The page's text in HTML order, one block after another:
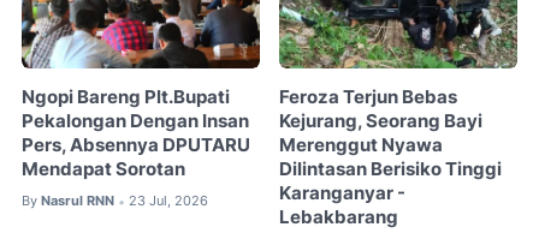
Ngopi Bareng Plt.Bupati
Pekalongan Dengan Insan
Pers, Absennya DPUTARU
Mendapat Sorotan
By Nasrul RNN • 23 Jul, 2026
Feroza Terjun Bebas
Kejurang, Seorang Bayi
Merenggut Nyawa
Dilintasan Berisiko Tinggi
Karanganyar -
Lebakbarang